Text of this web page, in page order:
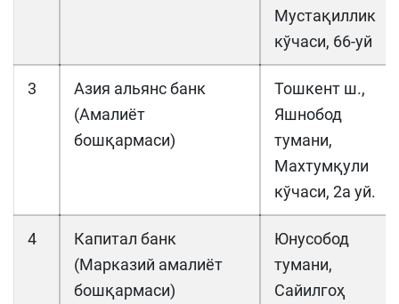
Мустақиллик
кўчаси, 66-уй
3
Азия альянс банк
(Амалиёт
бошқармаси)
Тошкент ш.,
Яшнобод
тумани,
Махтумқули
кўчаси, 2а уй.
4
Капитал банк
(Марказий амалиёт
бошқармаси)
Юнусобод
тумани,
Сайилгоҳ